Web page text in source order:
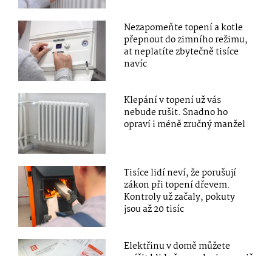
Nezapomeňte topení a kotle
přepnout do zimního režimu,
at neplatíte zbytečně tisíce
navíc
Klepání v topení už vás
nebude rušit. Snadno ho
opraví i méně zručný manžel
Tisíce lidí neví, že porušují
zákon při topení dřevem.
Kontroly už začaly, pokuty
jsou až 20 tisíc
Elektřinu v domě můžete